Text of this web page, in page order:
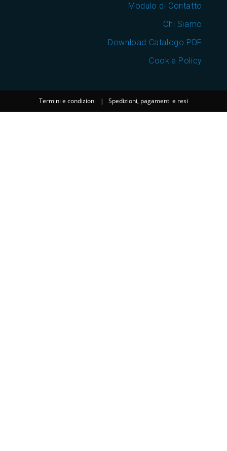
Modulo di Contatto
Chi Siamo
Download Catalogo PDF
Cookie Policy
Termini e condizioni | Spedizioni, pagamenti e resi